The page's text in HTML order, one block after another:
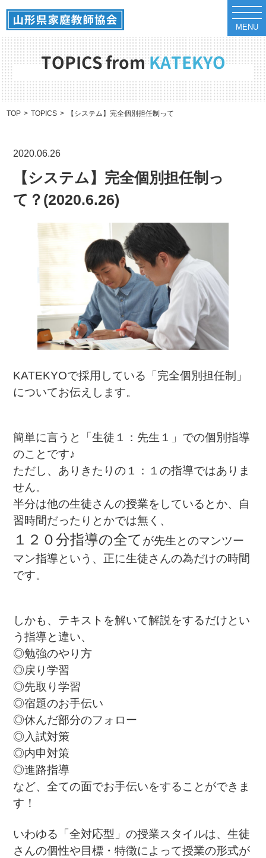
t
o
g
g
l
e
n
v
i
g
MENU
TOPICS fromKATEKYO
TOP TOPICS 【システム】完全個別担任制って？(2020.6.26)
2020.06.26
【システム】完全個別担任制っ
て？(2020.6.26)
KATEKYOで採用している「完全個別担任制」
についてお伝えします。
簡単に言うと「生徒１：先生１」での個別指導
のことです♪
ただし、ありきたりの１：１の指導ではありま
せん。
半分は他の生徒さんの授業をしているとか、自
習時間だったりとかでは無く、
１２０分指導の全て が先生とのマンツー
マン指導という、正に生徒さんの為だけの時間
です。
しかも、テキストを解いて解説をするだけとい
う指導と違い、
◎勉強のやり方
◎戻り学習
◎先取り学習
◎宿題のお手伝い
◎休んだ部分のフォロー
◎入試対策
◎内申対策
◎進路指導
など、全ての面でお手伝いをすることができま
す！
いわゆる「全対応型」の授業スタイルは、生徒
さんの個性や目標・特徴によって授業の形式が